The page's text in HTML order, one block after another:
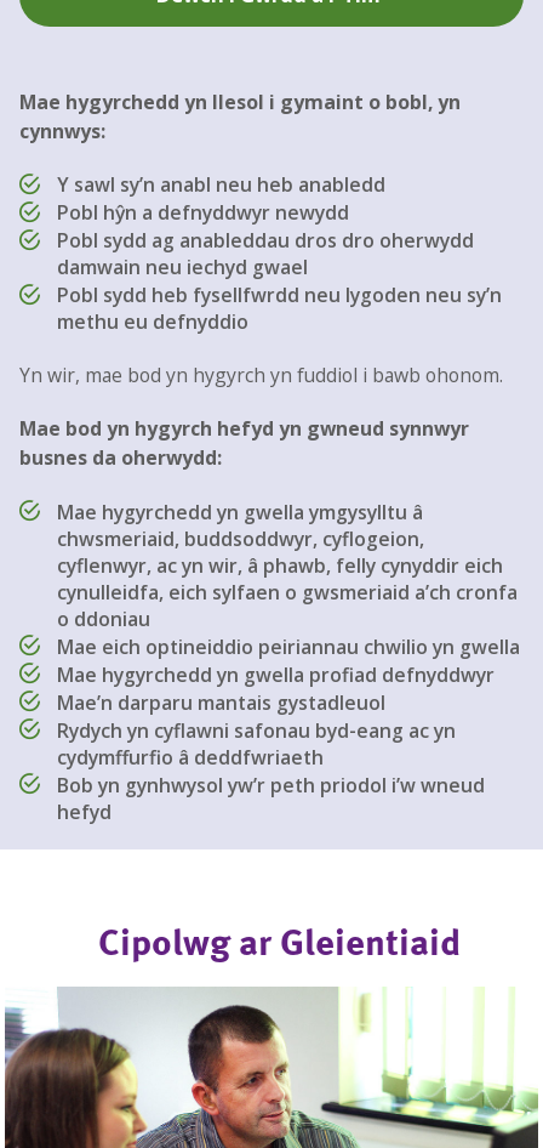
Mae hygyrchedd yn llesol i gymaint o bobl, yn
cynnwys:
Y sawl sy’n anabl neu heb anabledd
Pobl hŷn a defnyddwyr newydd
Pobl sydd ag anableddau dros dro oherwydd
damwain neu iechyd gwael
Pobl sydd heb fysellfwrdd neu lygoden neu sy’n
methu eu defnyddio
Yn wir, mae bod yn hygyrch yn fuddiol i bawb ohonom.
Mae bod yn hygyrch hefyd yn gwneud synnwyr
busnes da oherwydd:
Mae hygyrchedd yn gwella ymgysylltu â
chwsmeriaid, buddsoddwyr, cyflogeion,
cyflenwyr, ac yn wir, â phawb, felly cynyddir eich
cynulleidfa, eich sylfaen o gwsmeriaid a’ch cronfa
o ddoniau
Mae eich optineiddio peiriannau chwilio yn gwella
Mae hygyrchedd yn gwella profiad defnyddwyr
Mae’n darparu mantais gystadleuol
Rydych yn cyflawni safonau byd-eang ac yn
cydymffurfio â deddfwriaeth
Bob yn gynhwysol yw’r peth priodol i’w wneud
hefyd
Cipolwg ar Gleientiaid